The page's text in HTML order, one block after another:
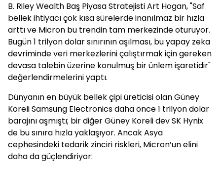
B. Riley Wealth Baş Piyasa Stratejisti Art Hogan, "Saf
bellek ihtiyacı çok kısa sürelerde inanılmaz bir hızla
arttı ve Micron bu trendin tam merkezinde oturuyor.
Bugün 1 trilyon dolar sınırının aşılması, bu yapay zeka
devriminde veri merkezlerini çalıştırmak için gereken
devasa talebin üzerine konulmuş bir ünlem işaretidir"
değerlendirmelerini yaptı.
Dünyanın en büyük bellek çipi üreticisi olan Güney
Koreli Samsung Electronics daha önce 1 trilyon dolar
barajını aşmıştı; bir diğer Güney Koreli dev SK Hynix
de bu sınıra hızla yaklaşıyor. Ancak Asya
cephesindeki tedarik zinciri riskleri, Micron’un elini
daha da güçlendiriyor: